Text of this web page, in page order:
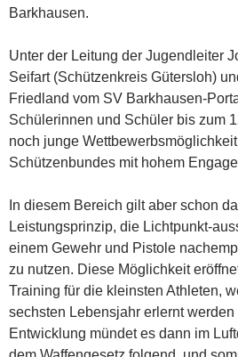
Barkhausen.
Unter der Leitung der Jugendleiter
Seifart (Schützenkreis Gütersloh)
Friedland vom SV Barkhausen-
Schülerinnen und Schüler bis zum
noch junge
Schützenbundes mit hohem
In diesem Bereich gilt aber schon
Leistungsprinzip, die Lichtpunkt-
einem Gewehr und Pistole
zu nutzen. Diese Möglichkeit
Training für die kleinsten Athleten,
sechsten Lebensjahr erlernt
Entwicklung mündet es dann im